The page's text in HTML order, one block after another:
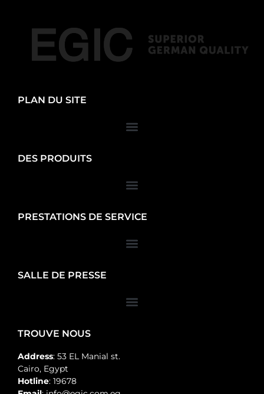
PLAN DU SITE
DES PRODUITS
PRESTATIONS DE SERVICE
SALLE DE PRESSE
TROUVE NOUS
Address: 53 EL Manial st.
Cairo, Egypt
Hotline: 19678